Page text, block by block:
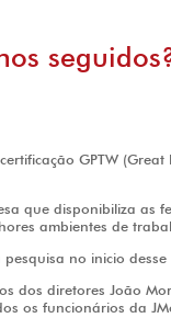
GPTW
que disponibiliza as
ambientes de
no inicio
dos diretores João
os funcionários da